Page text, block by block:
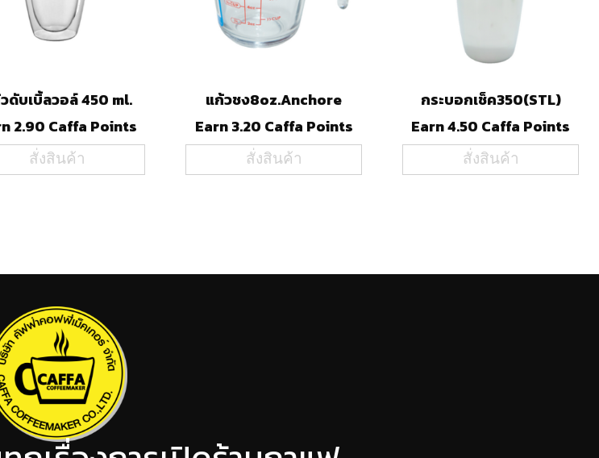
ดับเบิ้ลวอล์ 450 ml.
2.90 Caffa Points
สั่งสินค้า
แก้วชง8oz.Anchore
Earn 3.20 Caffa Points
สั่งสินค้า
กระบอกเช็ค350(STL)
Earn 4.50 Caffa Points
สั่งสินค้า